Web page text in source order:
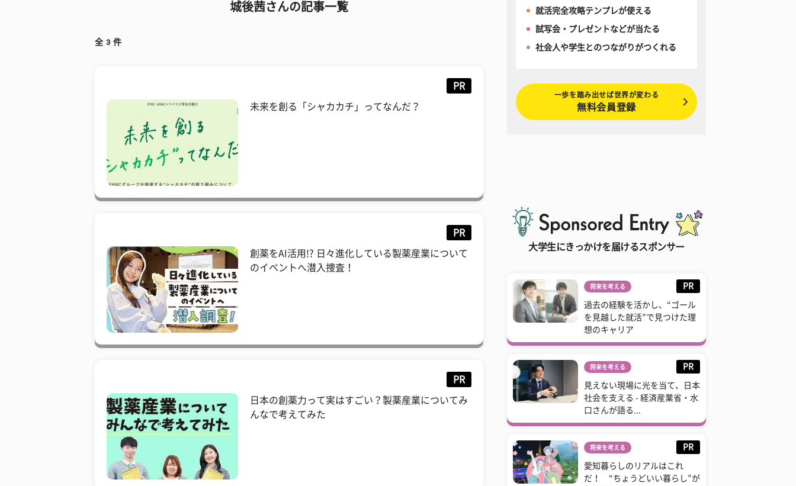
城後茜さんの記事一覧
全 3 件
PR
未来を創る「シャカカチ」ってなんだ？
PR
創薬をAI活用!? 日々進化している製薬産業について
のイベントへ潜入捜査！
PR
日本の創薬力って実はすごい？製薬産業についてみ
んなで考えてみた
就活完全攻略テンプレが使える
試写会・プレゼントなどが当たる
社会人や学生とのつながりがつくれる
一歩を踏み出せば世界が変わる
無料会員登録
大学生にきっかけを届けるスポンサー
将来を考える PR
過去の経験を活かし、“ゴール
を見越した就活”で見つけた理
想のキャリア
将来を考える PR
見えない現場に光を当て、日本
社会を支える - 経済産業省・水
口さんが語る...
将来を考える PR
愛知暮らしのリアルはこれ
だ！ “ちょうどいい暮らし”が